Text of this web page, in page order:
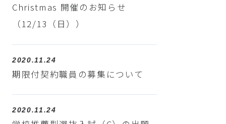
Christmas 開催のお知らせ
（12/13（日））
2020.11.24
期限付契約職員の募集について
2020.11.24